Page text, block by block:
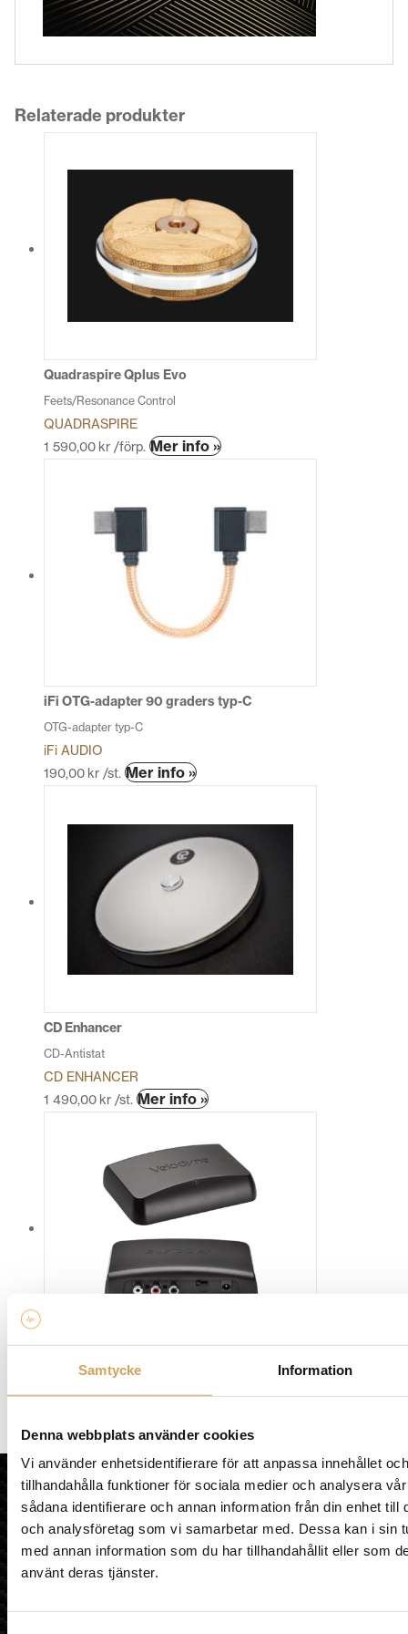
Samtycke Information
Denna webbplats använder cookies
Vi använder enhetsidentifierare för att anpassa innehållet
tillhandahålla funktioner för sociala medier och analysera
sådana identifierare och annan information från din enhet till
och analysföretag som vi samarbetar med. Dessa kan i sin
med annan information som du har tillhandahållit eller som
använt deras tjänster.
Relaterade produkter
Quadraspire Qplus Evo
Feets/Resonance Control
QUADRASPIRE
1 590,00 kr /förp. Mer info »
iFi OTG-adapter 90 graders typ-C
OTG-adapter typ-C
iFi AUDIO
190,00 kr /st. Mer info »Den
har
alternativen
kan
väljas
CD Enhancer
CD-Antistat
CD ENHANCER
1 490,00 kr /st. Mer info »
Trådlös Överföring
3 490,00
kr/st. Mer info »
här
produkten
har
flera
varianter.
De
kan
HiFi Experience AB
HEM
KÖPVILLKOR
OM HIFI EXPERIENCE
VÅR BUTIK